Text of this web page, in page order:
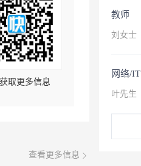
取更多信息
查看更多信息
教师
刘女士
网络/IT
叶先生